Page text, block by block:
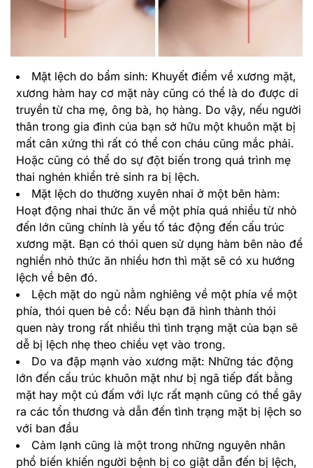
Mặt lệch do bẩm sinh: Khuyết điểm về xương mặt,
xương hàm hay cơ mặt này cũng có thể là do được di
truyền từ cha mẹ, ông bà, họ hàng. Do vậy, nếu người
thân trong gia đình của bạn sở hữu một khuôn mặt bị
mất cân xứng thì rất có thể con cháu cũng mắc phải.
Hoặc cũng có thể do sự đột biến trong quá trình mẹ
thai nghén khiển trẻ sinh ra bị lệch.
Mặt lệch do thường xuyên nhai ở một bên hàm:
Hoạt động nhai thức ăn về một phía quá nhiều từ nhỏ
đến lớn cũng chính là yếu tố tác động đến cấu trúc
xương mặt. Bạn có thói quen sử dụng hàm bên nào để
nghiền nhỏ thức ăn nhiều hơn thì mặt sẽ có xu hướng
lệch về bên đó.
Lệch mặt do ngủ nằm nghiêng về một phía về một
phía, thói quen bẻ cổ: Nếu bạn đã hình thành thói
quen này trong rất nhiều thì tình trạng mặt của bạn sẽ
dễ bị lệch nhẹ theo chiều vẹt vào trong.
Do va đập mạnh vào xương mặt: Những tác động
lớn đến cấu trúc khuôn mặt như bị ngã tiếp đất bằng
mặt hay một cú đấm với lực rất mạnh cũng có thể gây
ra các tổn thương và dẫn đến tình trạng mặt bị lệch so
với ban đầu
Cảm lạnh cũng là một trong những nguyên nhân
phổ biến khiến người bệnh bị co giật dẫn đến bị lệch,